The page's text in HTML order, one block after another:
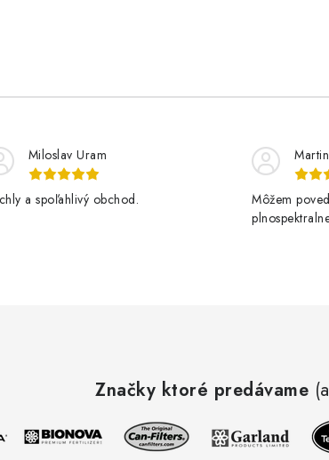
Miloslav Uram
a spoľahlivý obchod.
Martin
Môžem
Značky ktoré predávame